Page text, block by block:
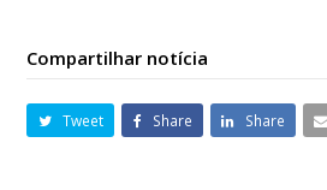
Compartilhar notícia
Tweet Share Share